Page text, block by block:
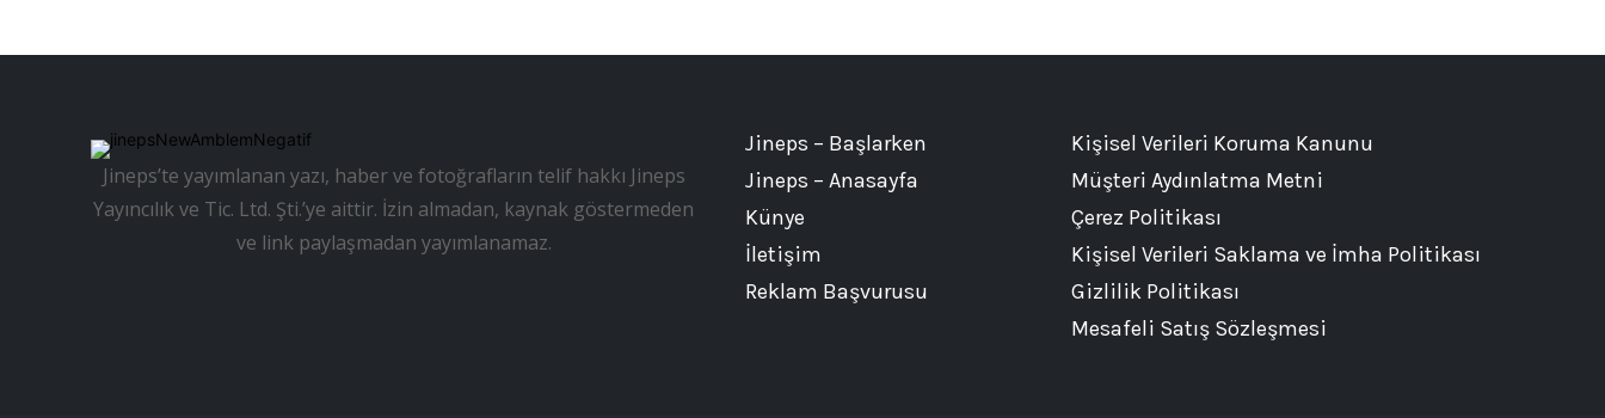
Jineps’te yayımlanan yazı, haber ve fotoğrafların telif hakkı Jineps
Yayıncılık ve Tic. Ltd. Şti.’ye aittir. İzin almadan, kaynak göstermeden
ve link paylaşmadan yayımlanamaz.
Jineps – Başlarken
Jineps – Anasayfa
Künye
İletişim
Reklam Başvurusu
Kişisel Verileri Koruma Kanunu
Müşteri Aydınlatma Metni
Çerez Politikası
Kişisel Verileri Saklama ve İmha Politikası
Gizlilik Politikası
Mesafeli Satış Sözleşmesi